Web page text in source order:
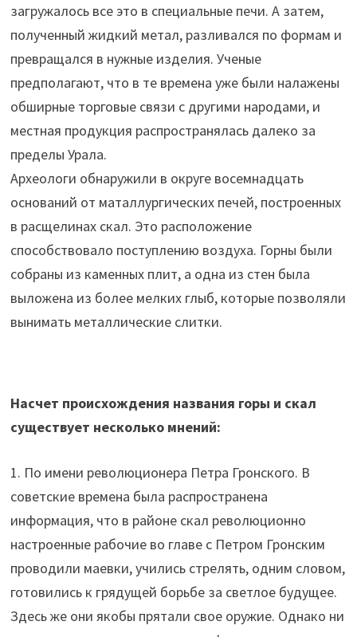
загружалось все это в специальные печи. А затем,
полученный жидкий метал, разливался по формам и
превращался в нужные изделия. Ученые
предполагают, что в те времена уже были налажены
обширные торговые связи с другими народами, и
местная продукция распространялась далеко за
пределы Урала.
Археологи обнаружили в округе восемнадцать
оснований от маталлургических печей, построенных
в расщелинах скал. Это расположение
способствовало поступлению воздуха. Горны были
собраны из каменных плит, а одна из стен была
выложена из более мелких глыб, которые позволяли
вынимать металлические слитки.
Насчет происхождения названия горы и скал
существует несколько мнений:
1. По имени революционера Петра Гронского. В
советские времена была распространена
информация, что в районе скал революционно
настроенные рабочие во главе с Петром Гронским
проводили маевки, учились стрелять, одним словом,
готовились к грядущей борьбе за светлое будущее.
Здесь же они якобы прятали свое оружие. Однако ни